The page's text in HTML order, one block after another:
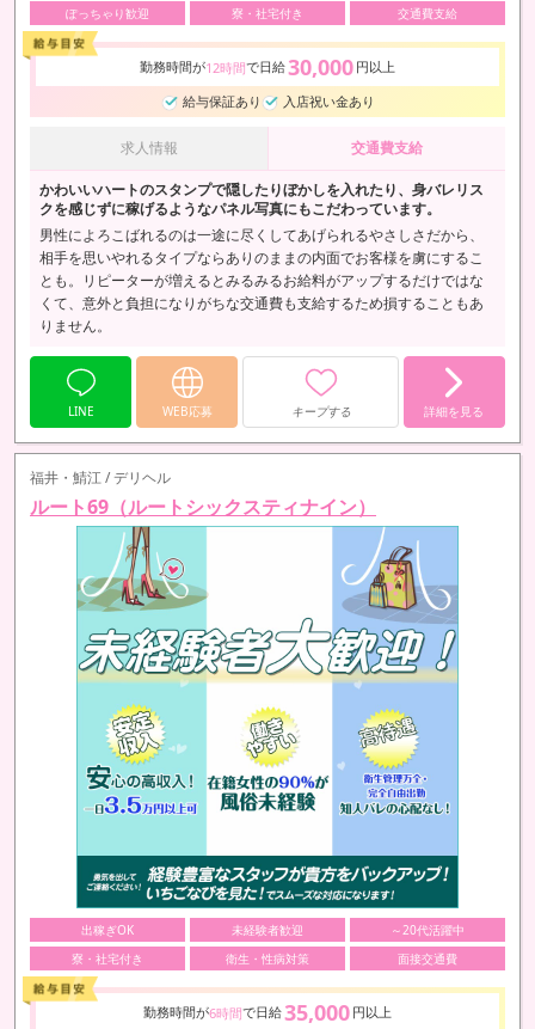
ぽっちゃり歓迎 寮・社宅付き 交通費支給
勤務時間が12時間で日給30,000 円以上
給与保証あり
入店祝い金あり
求人情報 交通費支給
かわいいハートのスタンプで隠したりぼかしを入れたり、身バレリス
クを感じずに稼げるようなパネル写真にもこだわっています。
男性によろこばれるのは一途に尽くしてあげられるやさしさだから、
相手を思いやれるタイプならありのままの内面でお客様を虜にするこ
とも。リピーターが増えるとみるみるお給料がアップするだけではな
くて、意外と負担になりがちな交通費も支給するため損することもあ
りません。
LINE WEB応募 キープする 詳細を見る
福井・鯖江 / デリヘル
ルート69（ルートシックスティナイン）
出稼ぎOK 未経験者歓迎
～20代活躍中
寮・社宅付き
衛生・性病対策 面接交通費
勤務時間が6時間で日給35,000 円以上